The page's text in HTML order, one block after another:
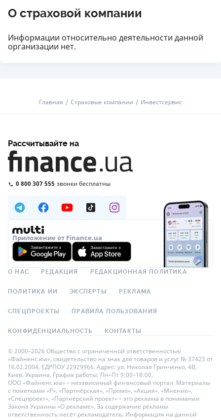
О страховой компании
Информации относительно деятельности данной
организации нет.
Главная Страховые компании Инвестсервис
Рассчитывайте на
0 800 307 555 звонки бесплатны
Приложение от Finance.ua
О НАС РЕДАКЦИЯ РЕДАКЦИОННАЯ ПОЛИТИКА
ПОЛИТИКА ИИ ЭКСПЕРТЫ РЕКЛАМА
СПЕЦПРОЕКТЫ ПРАВИЛА ПОЛЬЗОВАНИЯ
КОНФИДЕНЦИАЛЬНОСТЬ КОНТАКТЫ
© 2000–2026 Общество с ограниченной ответственностью
«Файненс.юа», свидетельство на знак для товаров и услуг № 37423 от
16.02.2004, ЕДРПОУ 22929966. Адрес: ул. Николая Гринченко, 4В,
Киев, Украина. График работы: Пн–Пт 9:00–18:00.
ООО «Файненс.юа» – независимый финансовый портал. Материалы
с пометками «Р», «Партнёрская», «Промо», «Акция», «Мнение»,
«Спецпроект», «Партнёрский проект» – это реклама в понимании
Закона Украины «О рекламе». За содержание рекламы
ответственность несёт рекламодатель. Информация на данной